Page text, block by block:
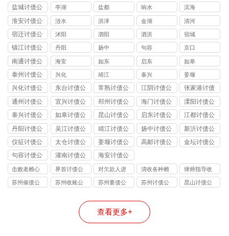
公司
盐城讨债公
司
亭湖 盐都 响水 滨海
淮安讨债公
司
涟水 洪泽 金湖 清河
宿迁讨债公
司
沭阳 泗阳 泗洪 宿城
镇江讨债公
司
丹阳 扬中 句容 京口
南通讨债公
司
海安 如东 启东 如皋
泰州讨债公
司
兴化 靖江 泰兴 姜堰
兴化讨债公
司
东台讨债公
司
常熟讨债公
司
江阴讨债公
司
张家港讨债
公司
通州讨债公
司
宜兴讨债公
司
邳州讨债公
司
海门讨债公
司
溧阳讨债公
司
泰兴讨债公
司
如皋讨债公
司
昆山讨债公
司
启东讨债公
司
江都讨债公
司
丹阳讨债公
司
吴江讨债公
司
靖江讨债公
司
扬中讨债公
司
新沂讨债公
司
仪征讨债公
司
太仓讨债公
司
姜堰讨债公
司
高邮讨债公
金坛讨债公
句容讨债公
司
灌南讨债公
司
海安讨债公
司
击败老赖心
理防线
界首讨债公
司
对欠款人进
行过催讨
清收各种赖
债
律师指导收
账
苏州催债公
苏州收账公
苏州要债公
苏州讨债公
昆山讨债公
查看更多+